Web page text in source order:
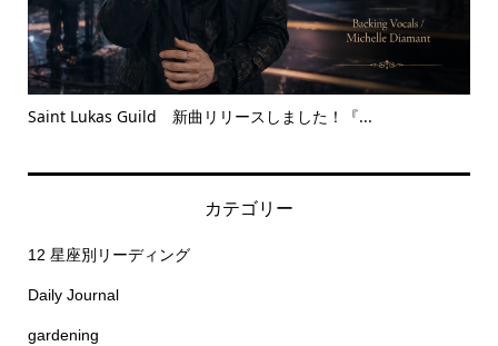
Saint Lukas Guild 新曲リリースしました！『...
カテゴリー
12 星座別リーディング
Daily Journal
gardening